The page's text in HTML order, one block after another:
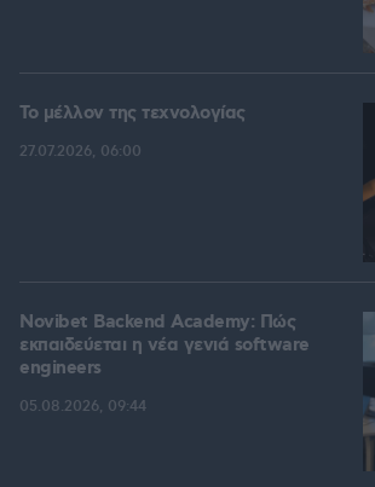
Το μέλλον της τεχνολογίας
27.07.2026, 06:00
Novibet Backend Academy: Πώς
εκπαιδεύεται η νέα γενιά software
engineers
05.08.2026, 09:44